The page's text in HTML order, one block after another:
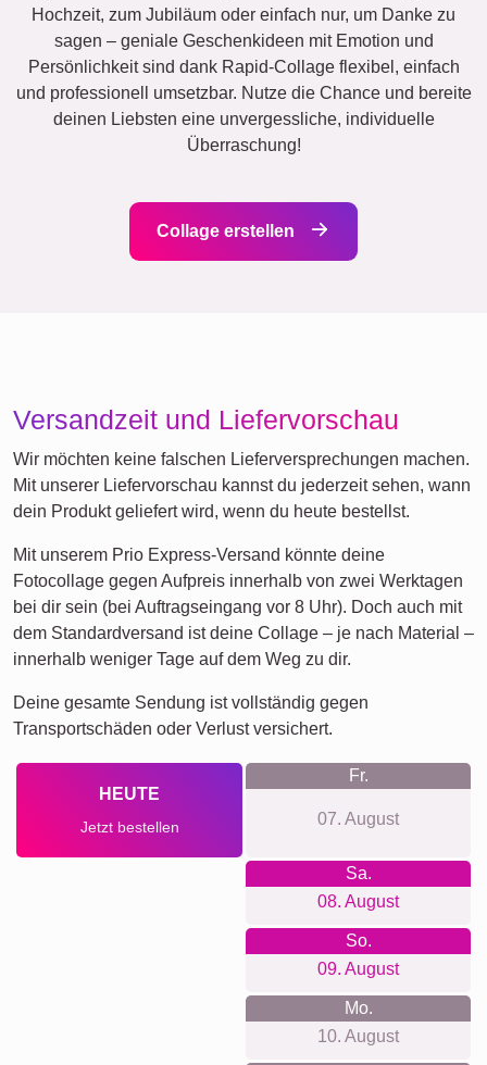
Hochzeit, zum Jubiläum oder einfach nur, um Danke zu
sagen – geniale Geschenkideen mit Emotion und
Persönlichkeit sind dank Rapid-Collage flexibel, einfach
und professionell umsetzbar. Nutze die Chance und bereite
deinen Liebsten eine unvergessliche, individuelle
Überraschung!
Collage erstellen
Versandzeit und Liefervorschau
Wir möchten keine falschen Lieferversprechungen machen.
Mit unserer Liefervorschau kannst du jederzeit sehen, wann
dein Produkt geliefert wird, wenn du heute bestellst.
Mit unserem Prio Express-Versand könnte deine
Fotocollage gegen Aufpreis innerhalb von zwei Werktagen
bei dir sein (bei Auftragseingang vor 8 Uhr). Doch auch mit
dem Standardversand ist deine Collage – je nach Material –
innerhalb weniger Tage auf dem Weg zu dir.
Deine gesamte Sendung ist vollständig gegen
Transportschäden oder Verlust versichert.
HEUTE
Jetzt bestellen
Fr.
07. August
Sa.
08. August
So.
09. August
Mo.
10. August